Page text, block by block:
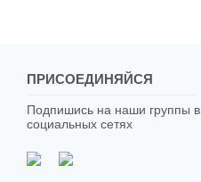
ПРИСОЕДИНЯЙСЯ
Подпишись на наши группы в
социальных сетях